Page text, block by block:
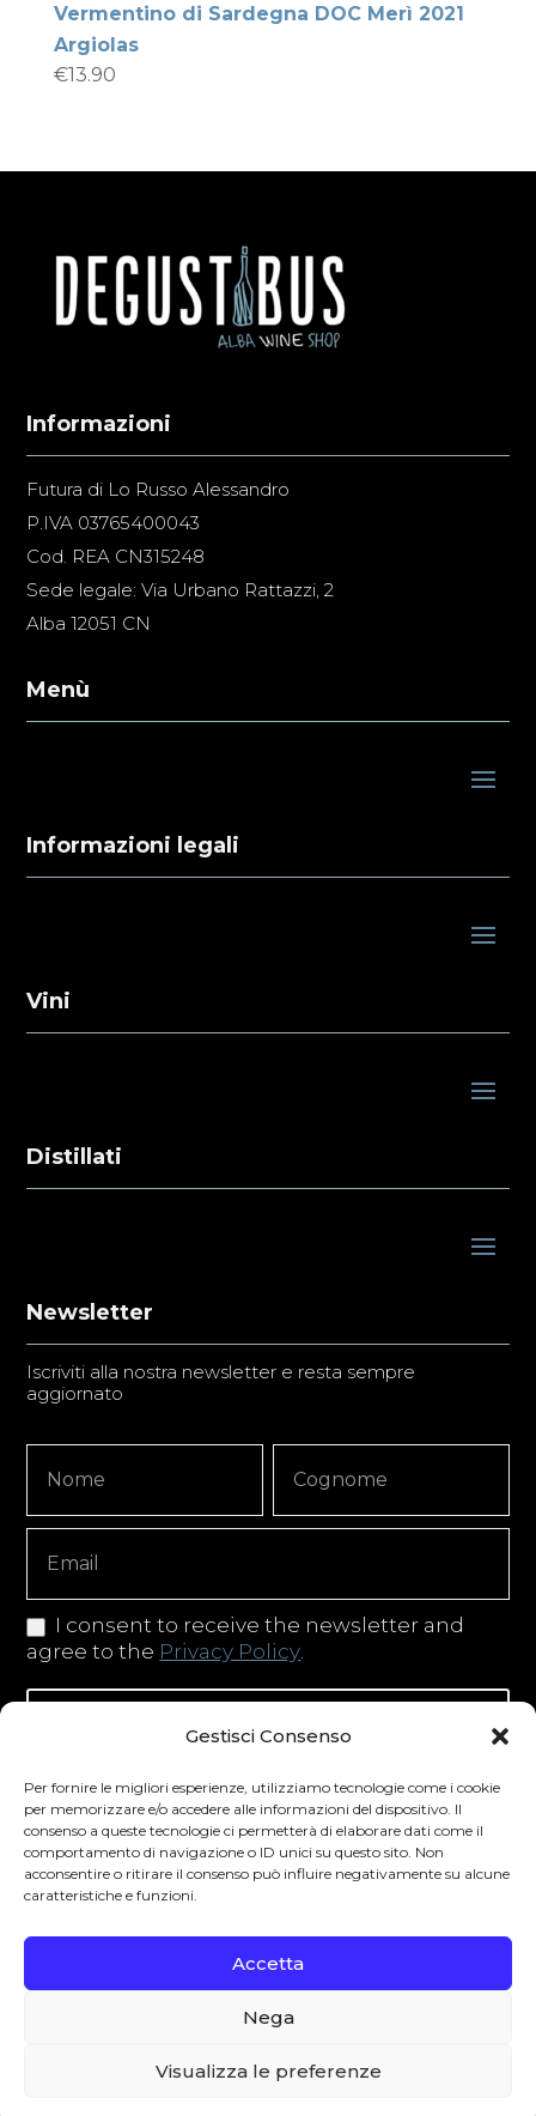
Gestisci Consenso
Per fornire le migliori esperienze, utilizziamo tecnologie come i cookie
per memorizzare e/o accedere alle informazioni del dispositivo. Il
consenso a queste tecnologie ci permetterà di elaborare dati come il
comportamento di navigazione o ID unici su questo sito. Non
acconsentire o ritirare il consenso può influire negativamente su alcune
caratteristiche e funzioni.
Accetta
Nega
Visualizza le preferenze
Vermentino di Sardegna DOC Merì 2021
Argiolas
€13.90
Informazioni
Futura di Lo Russo Alessandro
P.IVA 03765400043
Cod. REA CN315248
Sede legale: Via Urbano Rattazzi, 2
Alba 12051 CN
Menù
Informazioni legali
Vini
Distillati
Newsletter
Iscriviti alla nostra newsletter e resta sempre
aggiornato
Signup
Copy
I consent to receive the newsletter and
agree to the Privacy Policy
Iscriviti alla newsletter
Degustibus invita al consumo responsabile.
La vendita di bevande alcoliche è vietata ai
Paese di residenza. L’abuso di alcol è
pericoloso per la salute.